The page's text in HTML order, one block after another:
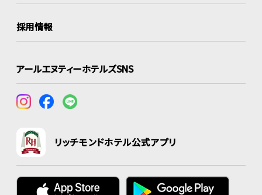
採用情報
アールエヌティーホテルズSNS
リッチモンドホテル公式アプリ